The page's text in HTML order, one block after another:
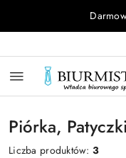
Przejdź do treści
Przejdź do
Przejdź do moje
Przejdź do menu
Przejdź do stopki
Piórka,
Liczba produktów:3